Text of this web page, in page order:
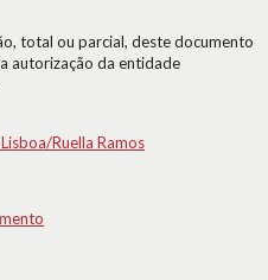
total ou parcial, deste documento
autorização da entidade
Ruella Ramos